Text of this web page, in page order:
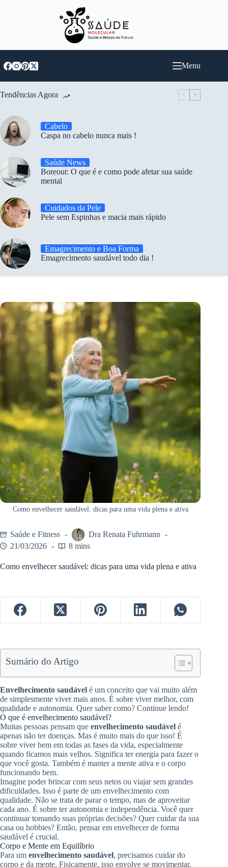
Menu
Tendências Agora
Cabelo
Caspa no cabelo nunca mais !
Saúde News
Boreout: O que é e como pode afetar sua saúde
mental
Cuidados da Pele
Pele sem Espinhas e macia mais rápido
Emagrecimento e Boa Forma
Emagrecimento saudável todo dia !
Como envelhecer saudável: dicas para uma vida plena e ativa
Saúde e Fitness
Dra Renata Fuhrmann
21/03/2026
8 mins
Como envelhecer saudável: dicas para uma vida plena e ativa
Sumário do Artigo
Envelhecimento saudável é um conceito que vai muito além
de simplesmente viver mais anos. É sobre viver melhor, com
qualidade e autonomia. Quer saber como? Continue lendo!
O que é envelhecimento saudável?
Muitas pessoas pensam que envelhecimento saudável é
apenas não ter doenças. Mas é muito mais do que isso! É
sobre viver bem em todas as fases da vida, especialmente
quando ficamos mais velhos. Significa ter energia para fazer o
que você gosta. Também é manter a mente ativa e o corpo
funcionando bem.
Imagine poder brincar com seus netos ou viajar sem grandes
dificuldades. Isso é parte de um envelhecimento com
qualidade. Não se trata de parar o tempo, mas de aproveitar
cada ano. É sobre ter autonomia e independência. Você quer
continuar tomando suas próprias decisões? Quer cuidar da sua
casa ou hobbies? Então, pensar em envelhecer de forma
saudável é crucial.
Corpo e Mente em Equilíbrio
Para um envelhecimento saudável, precisamos cuidar do
corpo e da mente. Fisicamente, isso envolve se movimentar.